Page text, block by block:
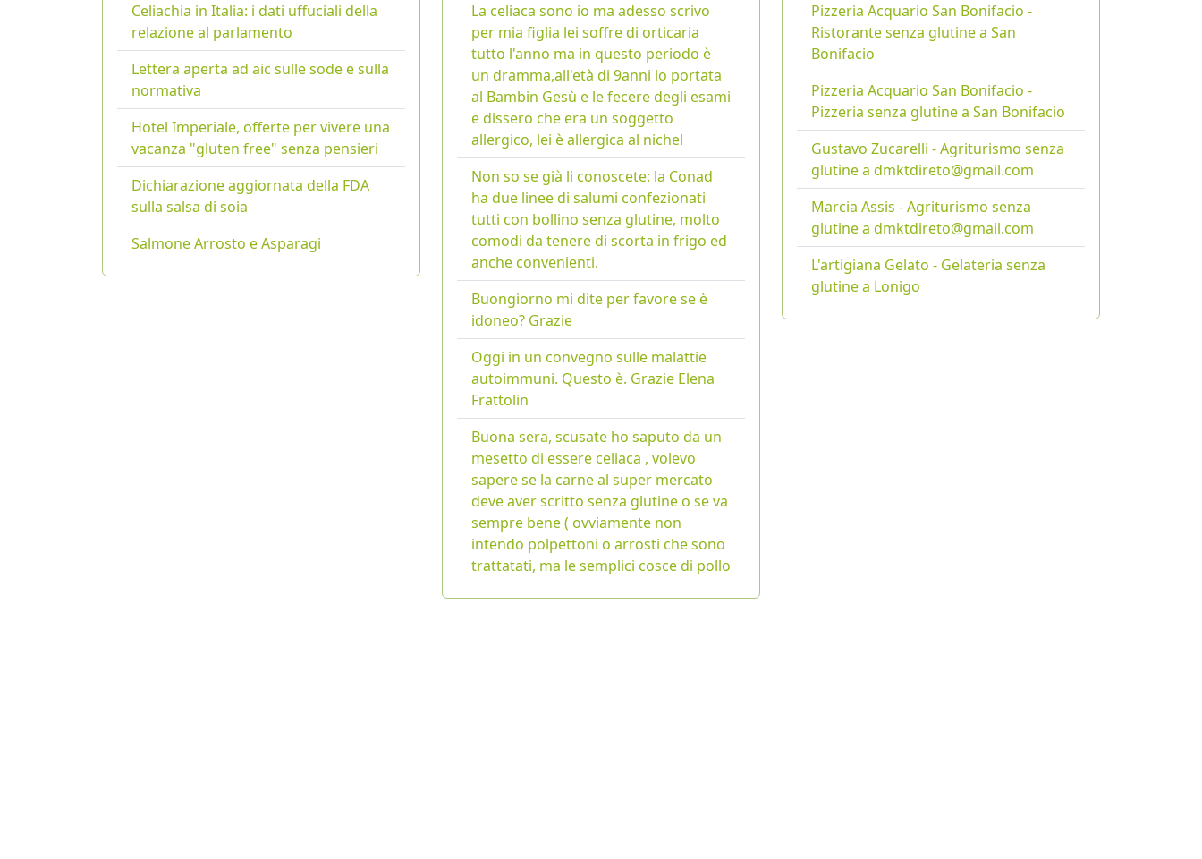
Celiachia in Italia: i dati uffuciali della
relazione al parlamento
Lettera aperta ad aic sulle sode e sulla
normativa
Hotel Imperiale, offerte per vivere una
vacanza "gluten free" senza pensieri
Dichiarazione aggiornata della FDA
sulla salsa di soia
Salmone Arrosto e Asparagi
La celiaca sono io ma adesso scrivo
per mia figlia lei soffre di orticaria
tutto l'anno ma in questo periodo è
un dramma,all'età di 9anni lo portata
al Bambin Gesù e le fecere degli esami
e dissero che era un soggetto
allergico, lei è allergica al nichel
Non so se già li conoscete: la Conad
ha due linee di salumi confezionati
tutti con bollino senza glutine, molto
comodi da tenere di scorta in frigo ed
anche convenienti.
Buongiorno mi dite per favore se è
idoneo? Grazie
Oggi in un convegno sulle malattie
autoimmuni. Questo è. Grazie Elena
Frattolin
Buona sera, scusate ho saputo da un
mesetto di essere celiaca , volevo
sapere se la carne al super mercato
deve aver scritto senza glutine o se va
sempre bene ( ovviamente non
intendo polpettoni o arrosti che sono
trattatati, ma le semplici cosce di pollo
Pizzeria Acquario San Bonifacio -
Ristorante senza glutine a San
Bonifacio
Pizzeria Acquario San Bonifacio -
Pizzeria senza glutine a San Bonifacio
Gustavo Zucarelli - Agriturismo senza
glutine a dmktdireto@gmail.com
Marcia Assis - Agriturismo senza
glutine a dmktdireto@gmail.com
L'artigiana Gelato - Gelateria senza
glutine a Lonigo